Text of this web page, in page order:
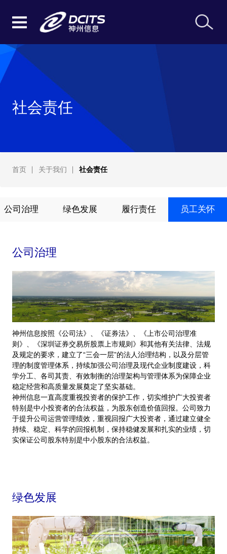
社会责任
首页 关于我们 社会责任
公司治理 绿色发展 履行责任 员工关怀
公司治理
神州信息按照《公司法》、《证券法》、《上市公司治理准
则》、《深圳证券交易所股票上市规则》和其他有关法律、法规
及规定的要求，建立了“三会一层”的法人治理结构，以及分层管
理的制度管理体系，持续加强公司治理及现代企业制度建设，科
学分工、各司其责、有效制衡的治理架构与管理体系为保障企业
稳定经营和高质量发展奠定了坚实基础。
神州信息一直高度重视投资者的保护工作，切实维护广大投资者
特别是中小投资者的合法权益，为股东创造价值回报。公司致力
于提升公司运营管理绩效，重视回报广大投资者，通过建立健全
持续、稳定、科学的回报机制，保持稳健发展和扎实的业绩，切
实保证公司股东特别是中小股东的合法权益。
绿色发展